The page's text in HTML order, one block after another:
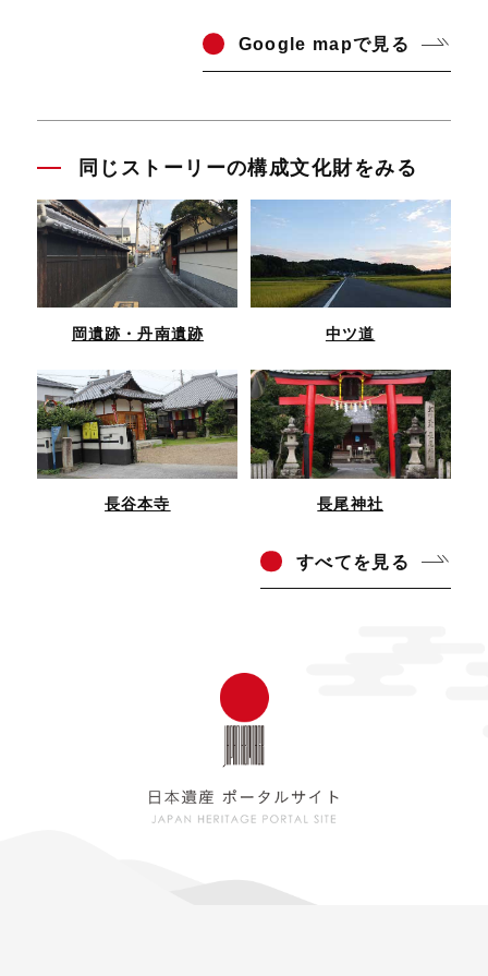
Google mapで見る
同じストーリーの構成文化財をみる
岡遺跡・丹南遺跡 中ツ道
長谷本寺 長尾神社
すべてを見る